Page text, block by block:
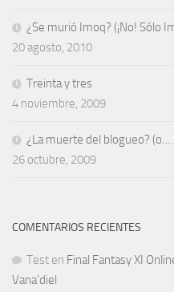
¿Se murió Imoq? (¡No! Sólo
20 agosto, 2010
Treinta y tres
4 noviembre, 2009
¿La muerte del blogueo?
26 octubre, 2009
COMENTARIOS RECIENTES
Test en Final Fantasy XI
Vana’diel